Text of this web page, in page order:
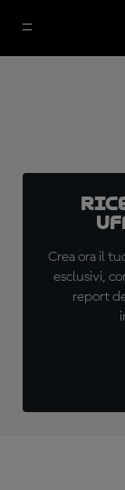
Crea ora il
esclusivi,
report